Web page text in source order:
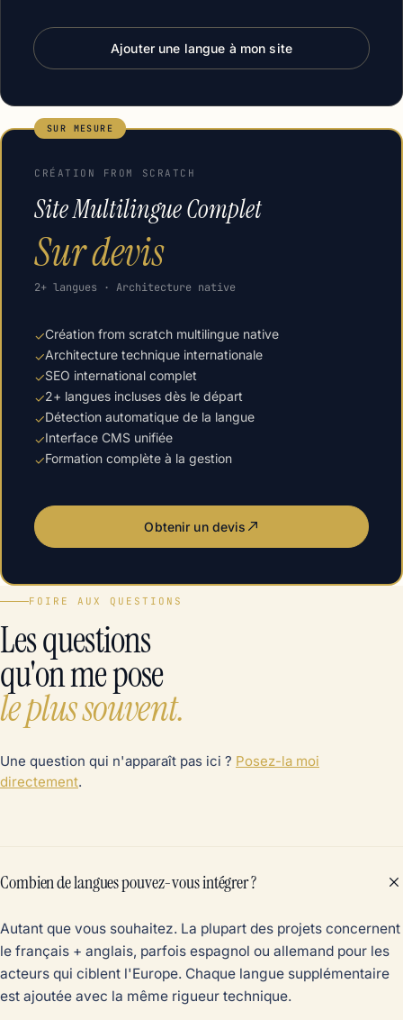
Ajouter une langue à mon site
SUR MESURE
CRÉATION FROM SCRATCH
Site Multilingue Complet
Sur devis
2+ langues · Architecture native
✓Création from scratch multilingue native
✓Architecture technique internationale
✓SEO international complet
✓2+ langues incluses dès le départ
✓Détection automatique de la langue
✓Interface CMS unifiée
✓Formation complète à la gestion
Obtenir un devis
FOIRE AUX QUESTIONS
Les questions
qu'on me pose
le plus souvent.
Une question qui n'apparaît pas ici ? Posez-la moi
directement.
Combien de langues pouvez-vous intégrer ?
Autant que vous souhaitez. La plupart des projets concernent
le français + anglais, parfois espagnol ou allemand pour les
acteurs qui ciblent l'Europe. Chaque langue supplémentaire
est ajoutée avec la même rigueur technique.